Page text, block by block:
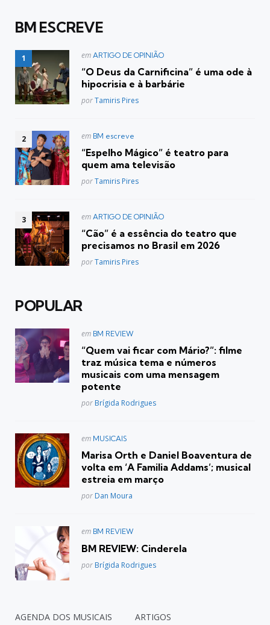
BM ESCREVE
Postado
em
em ARTIGO DE OPINIÃO
“O Deus da Carnificina” é uma ode à
hipocrisia e à barbárie
Posted
porTamiris Pires
Postado
em
em BM escreve
“Espelho Mágico” é teatro para
quem ama televisão
Posted
porTamiris Pires
Postado
em
em ARTIGO DE OPINIÃO
“Cão” é a essência do teatro que
precisamos no Brasil em 2026
Posted
porTamiris Pires
POPULAR
Postado
em
em BM REVIEW
“Quem vai ficar com Mário?”: filme
traz música tema e números
musicais com uma mensagem
potente
Posted
por Brígida Rodrigues
Postado
em
em MUSICAIS
Marisa Orth e Daniel Boaventura de
volta em ‘A Familia Addams’; musical
estreia em março
Posted
por Dan Moura
Postado
em BM REVIEW
BM REVIEW: Cinderela
Posted
por Brígida Rodrigues
AGENDA DOS MUSICAIS
ARTIGOS